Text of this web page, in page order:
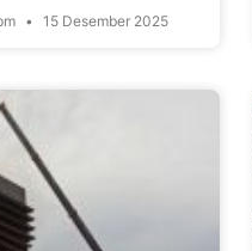
15 Desember 2025